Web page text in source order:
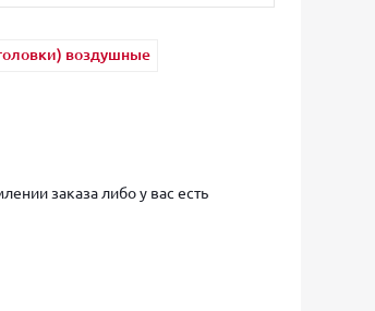
воздушные
заказа либо у вас есть